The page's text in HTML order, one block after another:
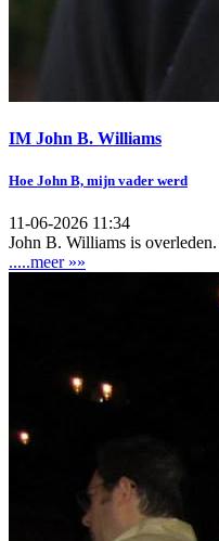
IM John B. Williams
Hoe John B, mijn vader werd
11-06-2026 11:34
John B. Williams is
.....meer »»